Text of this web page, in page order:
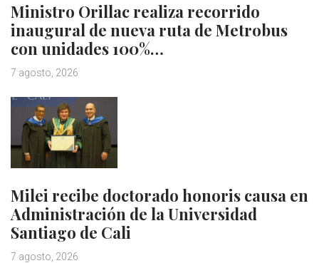
Ministro Orillac realiza recorrido
inaugural de nueva ruta de Metrobus
con unidades 100%…
7 agosto, 2026
Milei recibe doctorado honoris causa en
Administración de la Universidad
Santiago de Cali
7 agosto, 2026